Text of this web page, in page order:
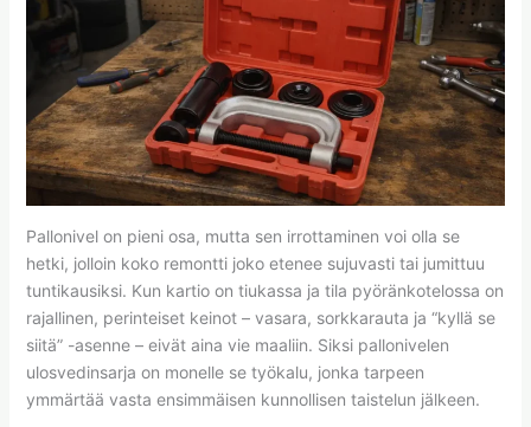
Pallonivel on pieni osa, mutta sen irrottaminen voi olla se
hetki, jolloin koko remontti joko etenee sujuvasti tai jumittuu
tuntikausiksi. Kun kartio on tiukassa ja tila pyöränkotelossa on
rajallinen, perinteiset keinot – vasara, sorkkarauta ja “kyllä se
siitä” -asenne – eivät aina vie maaliin. Siksi pallonivelen
ulosvedinsarja on monelle se työkalu, jonka tarpeen
ymmärtää vasta ensimmäisen kunnollisen taistelun jälkeen.